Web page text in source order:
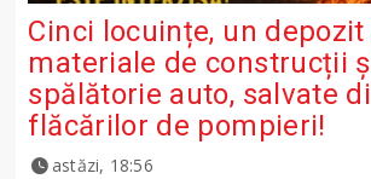
Cinci locuințe, un depozit
materiale de construcții
spălătorie auto, salvate
flăcărilor de pompieri!
astăzi, 18:56